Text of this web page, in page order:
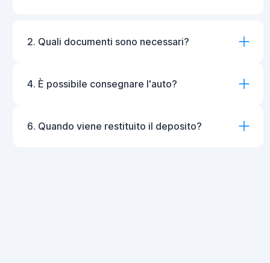
2. Quali documenti sono necessari?
4. È possibile consegnare l'auto?
6. Quando viene restituito il deposito?